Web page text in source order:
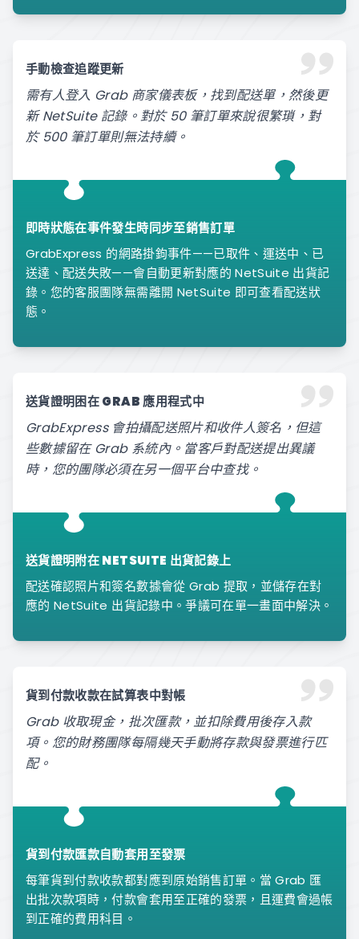
手動檢查追蹤更新
需有人登入 Grab 商家儀表板，找到配送單，然後更
新 NetSuite 記錄。對於 50 筆訂單來說很繁瑣，對
於 500 筆訂單則無法持續。
即時狀態在事件發生時同步至銷售訂單
GrabExpress 的網路掛鉤事件——已取件、運送中、已
送達、配送失敗——會自動更新對應的 NetSuite 出貨記
錄。您的客服團隊無需離開 NetSuite 即可查看配送狀
態。
送貨證明困在 GRAB 應用程式中
GrabExpress 會拍攝配送照片和收件人簽名，但這
些數據留在 Grab 系統內。當客戶對配送提出異議
時，您的團隊必須在另一個平台中查找。
送貨證明附在 NETSUITE 出貨記錄上
配送確認照片和簽名數據會從 Grab 提取，並儲存在對
應的 NetSuite 出貨記錄中。爭議可在單一畫面中解決。
貨到付款收款在試算表中對帳
Grab 收取現金，批次匯款，並扣除費用後存入款
項。您的財務團隊每隔幾天手動將存款與發票進行匹
配。
貨到付款匯款自動套用至發票
每筆貨到付款收款都對應到原始銷售訂單。當 Grab 匯
出批次款項時，付款會套用至正確的發票，且運費會過帳
到正確的費用科目。